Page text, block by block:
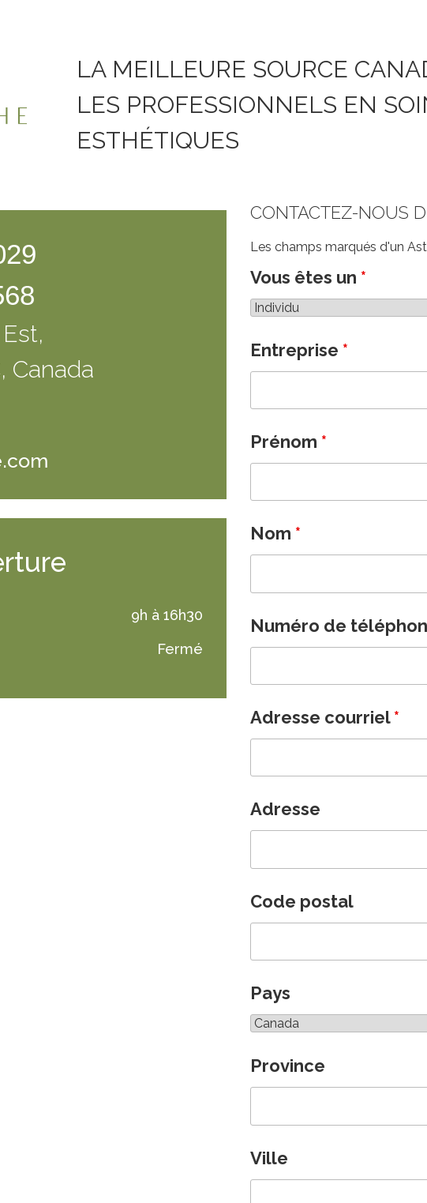
LA MEILLEURE SOURCE
LES PROFESSIONNELS EN
ESTHÉTIQUES
Canada
9h à 16h30
Fermé
CONTACTEZ-NOUS
Les champs marqués d'un
Vous êtes un *
Entreprise *
Prénom *
Nom *
Numéro de
Adresse courriel*
Adresse
Code postal
Pays
Province
Ville